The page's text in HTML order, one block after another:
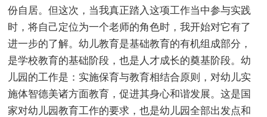
份自居。但这次，当我真正踏入这项工作当中参与实践
时，将自己定位为一个老师的角色时，我开始对它有了
进一步的了解。幼儿教育是基础教育的有机组成部分，
是学校教育的基础阶段，也是人才成长的奠基阶段。幼
儿园的工作是：实施保育与教育相结合原则，对幼儿实
施体智德美诸方面教育，促进其身心和谐发展。这是国
家对幼儿园教育工作的要求，也是幼儿园全部出发点和